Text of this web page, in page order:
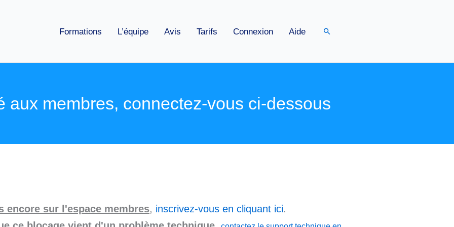
Formations L’équipe Avis Tarifs Connexion Aide Rechercher
aux membres, connectez-vous ci-dessous
encore sur l'espace membres, inscrivez-vous en cliquant ici.